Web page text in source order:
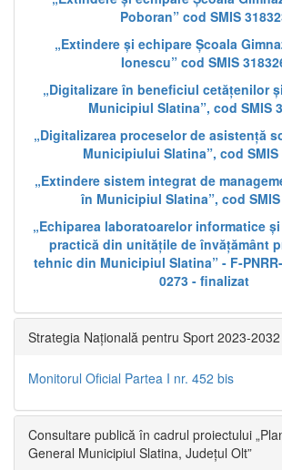
Poboran” cod SMIS
„Extindere și echipare Școala
Ionescu” cod SMIS
„Digitalizare în beneficiul cetățenilor
Municipiul Slatina”, cod SMIS
„Digitalizarea proceselor de asistență
Municipiului Slatina”, cod SMIS
„Extindere sistem integrat de
în Municipiul Slatina”, cod SMIS
„Echiparea laboratoarelor informatice
practică din unitățile de învățământ
tehnic din Municipiul Slatina” - F-
0273 - finalizat
Strategia Națională pentru Sport 2023-2032
Monitorul Oficial Partea I nr. 452 bis
Consultare publică în cadrul proiectului
General Municipiul Slatina, Județul Olt”